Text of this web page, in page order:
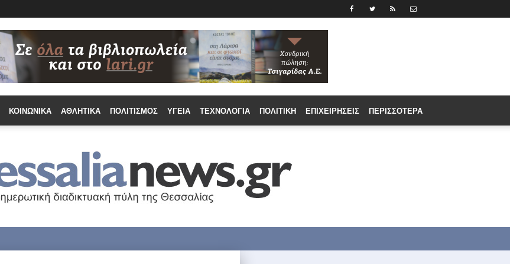
ΚΟΙΝΩΝΙΚΆ ΑΘΛΗΤΙΚΆ ΠΟΛΙΤΙΣΜΌΣ ΥΓΕΊΑ ΤΕΧΝΟΛΟΓΊΑ ΠΟΛΙΤΙΚΉ ΕΠΙΧΕΙΡΉΣΕΙΣ ΠΕΡΙΣΣΟΤΕΡΑ